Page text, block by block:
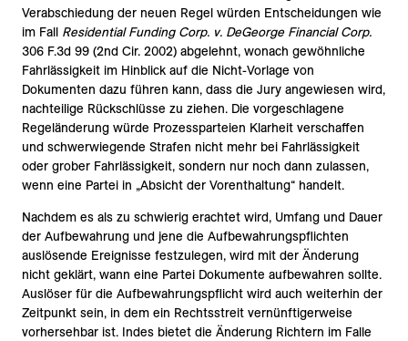
Verabschiedung der neuen Regel würden Entscheidungen wie
im Fall Residential Funding Corp. v. DeGeorge Financial Corp.
306 F.3d 99 (2nd Cir. 2002) abgelehnt, wonach gewöhnliche
Fahrlässigkeit im Hinblick auf die Nicht-Vorlage von
Dokumenten dazu führen kann, dass die Jury angewiesen wird,
nachteilige Rückschlüsse zu ziehen. Die vorgeschlagene
Regeländerung würde Prozessparteien Klarheit verschaffen
und schwerwiegende Strafen nicht mehr bei Fahrlässigkeit
oder grober Fahrlässigkeit, sondern nur noch dann zulassen,
wenn eine Partei in „Absicht der Vorenthaltung“ handelt.
Nachdem es als zu schwierig erachtet wird, Umfang und Dauer
der Aufbewahrung und jene die Aufbewahrungspflichten
auslösende Ereignisse festzulegen, wird mit der Änderung
nicht geklärt, wann eine Partei Dokumente aufbewahren sollte.
Auslöser für die Aufbewahrungspflicht wird auch weiterhin der
Zeitpunkt sein, in dem ein Rechtsstreit vernünftigerweise
vorhersehbar ist. Indes bietet die Änderung Richtern im Falle